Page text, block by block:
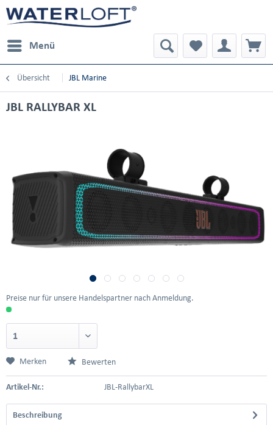
Menü
Übersicht JBL Marine
JBL RALLYBAR XL
Preise nur für unsere Handelspartner nach Anmeldung.
Merken Bewerten
Artikel-Nr.: JBL-RallybarXL
Beschreibung